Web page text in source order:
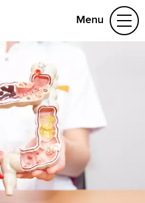
Menu
wat nu?
Contact
asz.nl